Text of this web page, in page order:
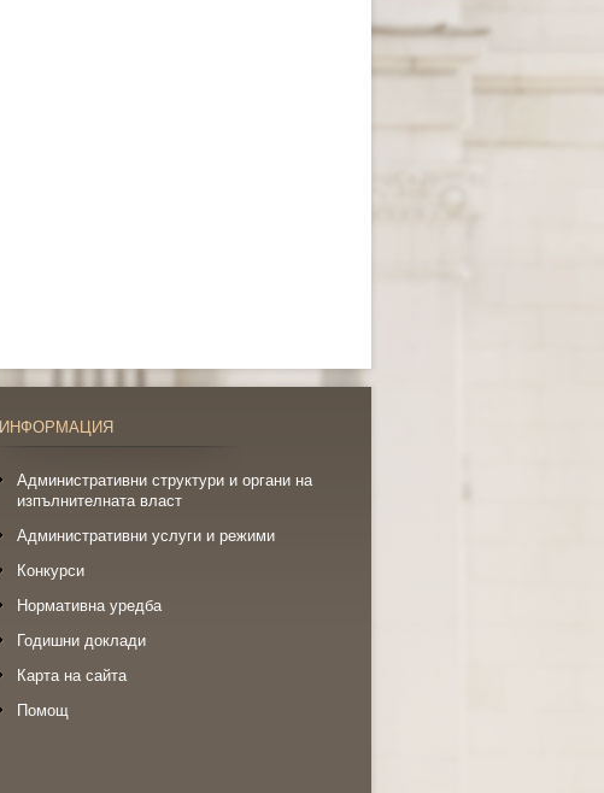
ИНФОРМАЦИЯ
Административни структури и органи на
изпълнителната власт
Административни услуги и режими
Конкурси
Нормативна уредба
Годишни доклади
Карта на сайта
Помощ